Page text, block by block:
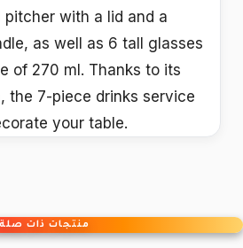
pitcher with a lid and a
as well as 6 tall glasses
of 270 ml. Thanks to its
the 7-piece drinks service
your table.
منتجات ذات صلة